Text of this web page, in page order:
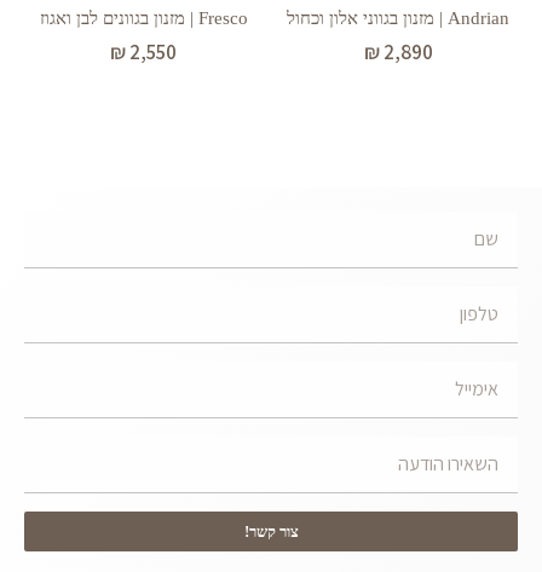
Andrian | מזנון בגווני אלון וכחול
₪2,890
Fresco | מזנון בגוונים לבן ואגוז
₪2,550
צור קשר!